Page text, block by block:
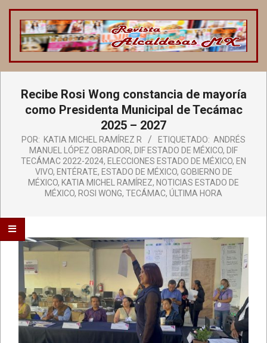
Saltar
contenido
REVISTA
ALCALDESAS
MX
navegación
Recibe Rosi Wong constancia de mayoría
como Presidenta Municipal de Tecámac
2025 – 2027
POR: KATIA MICHEL RAMÍREZ R ETIQUETADO: ANDRÉS
MANUEL LÓPEZ OBRADOR, DIF ESTADO DE MÉXICO, DIF
TECÁMAC 2022-2024, ELECCIONES ESTADO DE MÉXICO, EN
VIVO, ENTÉRATE, ESTADO DE MÉXICO, GOBIERNO DE
MÉXICO, KATIA MICHEL RAMÍREZ, NOTICIAS ESTADO DE
MÉXICO, ROSI WONG, TECÁMAC, ÚLTIMA HORA